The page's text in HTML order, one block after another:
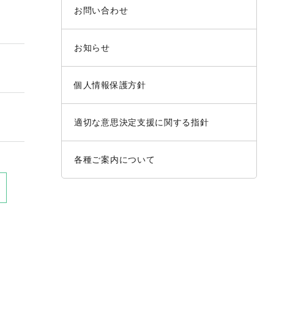
お問い合わせ
お知らせ
個人情報保護方針
適切な意思決定支援に関する指針
各種ご案内について